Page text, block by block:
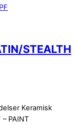
STEALTH
Keramisk
PAINT